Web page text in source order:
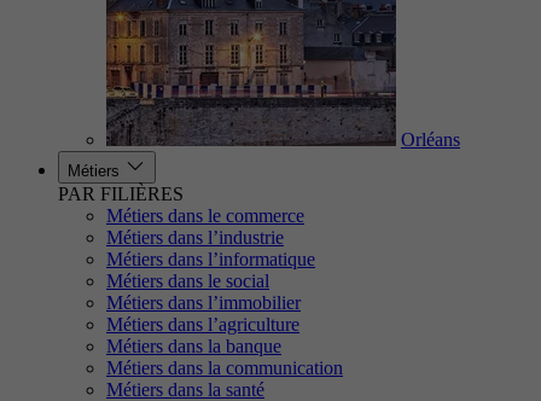
Orléans
Métiers
PAR FILIÈRES
Métiers dans le commerce
Métiers dans l’industrie
Métiers dans l’informatique
Métiers dans le social
Métiers dans l’immobilier
Métiers dans l’agriculture
Métiers dans la banque
Métiers dans la communication
Métiers dans la santé